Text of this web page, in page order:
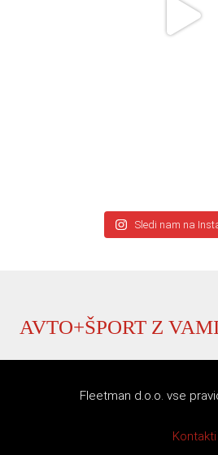
Sledi nam na
AVTO+ŠPORT Z
Fleetman d.o.o. vse
Kontakti